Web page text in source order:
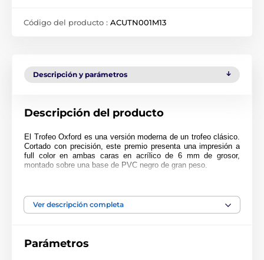
Código del producto : ACUTN001M13
Descripción y parámetros
Descripción del producto
El Trofeo Oxford es una versión moderna de un trofeo clásico.
Cortado con precisión, este premio presenta una impresión a
full color en ambas caras en acrílico de 6 mm de grosor,
montado sobre una base de PVC negro de gran peso.
Ver descripción completa
Parámetros